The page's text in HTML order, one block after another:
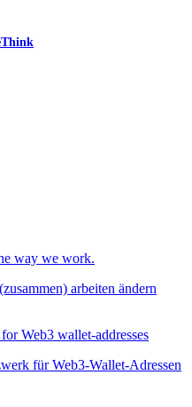
way we work.
arbeiten ändern
Web3 wallet-addresses
für Web3-Wallet-Adressen